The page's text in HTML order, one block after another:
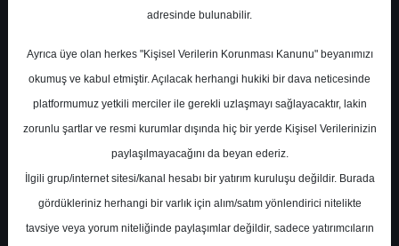
A- A+
adresinde bulunabilir.
Ayrıca üye olan herkes "Kişisel Verilerin Korunması Kanunu" beyanımızı
okumuş ve kabul etmiştir. Açılacak herhangi hukiki bir dava neticesinde
platformumuz yetkili merciler ile gerekli uzlaşmayı sağlayacaktır, lakin
zorunlu şartlar ve resmi kurumlar dışında hiç bir yerde Kişisel Verilerinizin
paylaşılmayacağını da beyan ederiz.
İlgili grup/internet sitesi/kanal hesabı bir yatırım kuruluşu değildir. Burada
gördükleriniz herhangi bir varlık için alım/satım yönlendirici nitelikte
tavsiye veya yorum niteliğinde paylaşımlar değildir, sadece yatırımcıların